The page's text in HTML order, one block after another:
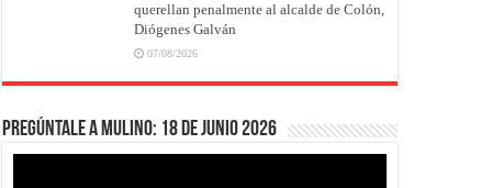
querellan penalmente al alcalde de Colón,
Diógenes Galván
07/08/2026
Pregúntale a Mulino: 18 de junio 2026